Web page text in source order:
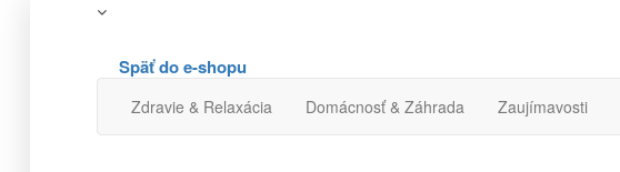
Späť do e-shopu
Zdravie & Relaxácia Domácnosť & Záhrada Zaujímavosti